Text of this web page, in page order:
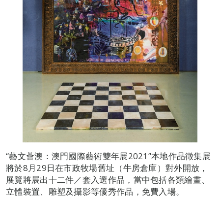
“藝文薈澳：澳門國際藝術雙年展2021”本地作品徵集展
將於8月29日在市政牧場舊址（牛房倉庫）對外開放，
展覽將展出十二件／套入選作品，當中包括各類繪畫、
立體裝置、雕塑及攝影等優秀作品，免費入場。